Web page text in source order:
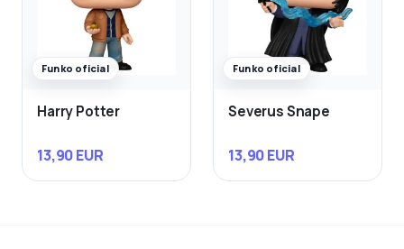
Funko oficial
Harry Potter
13,90 EUR
Funko oficial
Severus Snape
13,90 EUR